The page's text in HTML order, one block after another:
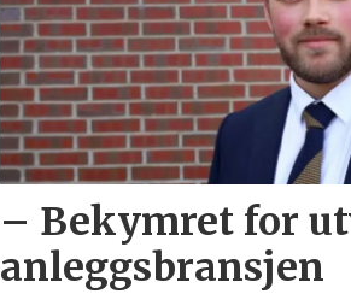
– Bekymret for
anleggsbransjen